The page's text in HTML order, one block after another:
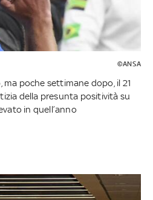
©ANSA
ma poche settimane dopo, il 21
della presunta positività su
in quell’anno